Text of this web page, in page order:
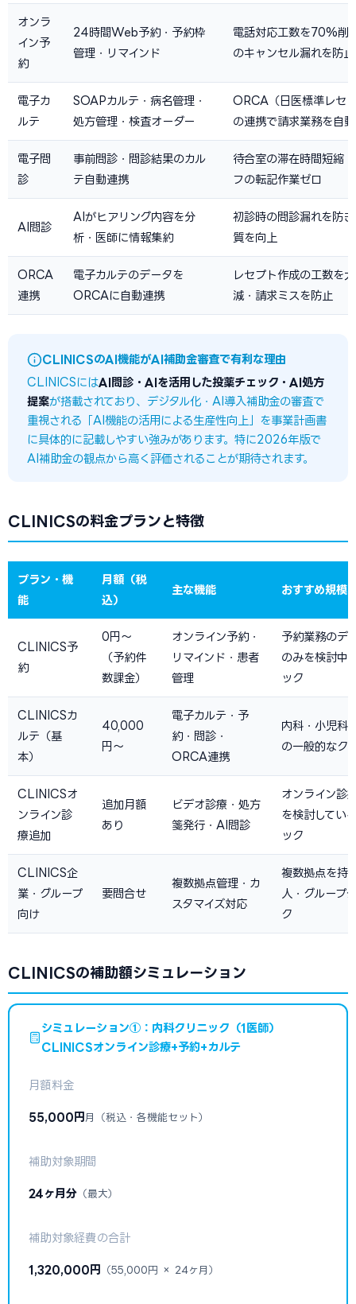
オンラ
イン予
約
24時間Web予約・予約枠
管理・リマインド
電話対応工数を70%削
のキャンセル漏れを防止
電子カ
ルテ
SOAPカルテ・病名管理・
処方管理・検査オーダー
ORCA（日医標準レセ
の連携で請求業務を自
電子問
診
事前問診・問診結果のカル
テ自動連携
待合室の滞在時間短縮
フの転記作業ゼロ
AI問診
AIがヒアリング内容を分
析・医師に情報集約
初診時の問診漏れを防
質を向上
ORCA
連携
電子カルテのデータを
ORCAに自動連携
レセプト作成の工数を
減・請求ミスを防止
CLINICSのAI機能がAI補助金審査で有利な理由
CLINICSにはAI問診・AIを活用した投薬チェック・AI処方
提案が搭載されており、デジタル化・AI導入補助金の審査で
重視される「AI機能の活用による生産性向上」を事業計画書
に具体的に記載しやすい強みがあります。特に2026年版で
AI補助金の観点から高く評価されることが期待されます。
CLINICSの料金プランと特徴
プラン・機
能
月額（税
込）
主な機能 おすすめ規模
CLINICS予
約
0円〜
（予約件
数課金）
オンライン予約・
リマインド・患者
管理
予約業務のデ
のみを検討中
ック
CLINICSカ
ルテ（基
本）
40,000
円〜
電子カルテ・予
約・問診・
ORCA連携
内科・小児科
の一般的なク
CLINICSオ
ンライン診
療追加
追加月額
あり
ビデオ診療・処方
箋発行・AI問診
オンライン診
を検討してい
ック
CLINICS企
業・グループ
向け
要問合せ
複数拠点管理・カ
スタマイズ対応
複数拠点を持
人・グループ
ク
CLINICSの補助額シミュレーション
シミュレーション①：内科クリニック（1医師）
CLINICSオンライン診療+予約+カルテ
月額料金
55,000円 月（税込・各機能セット）
補助対象期間
24ヶ月分 （最大）
補助対象経費の合計
1,320,000円 （55,000円 × 24ヶ月）